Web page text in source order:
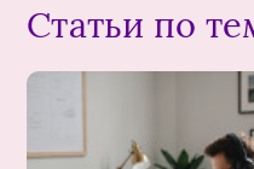
Статьи по